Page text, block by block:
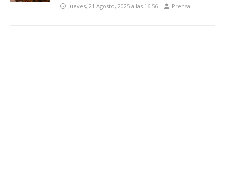
Jueves, 21 Agosto, 2025 a las 16:56 Prensa